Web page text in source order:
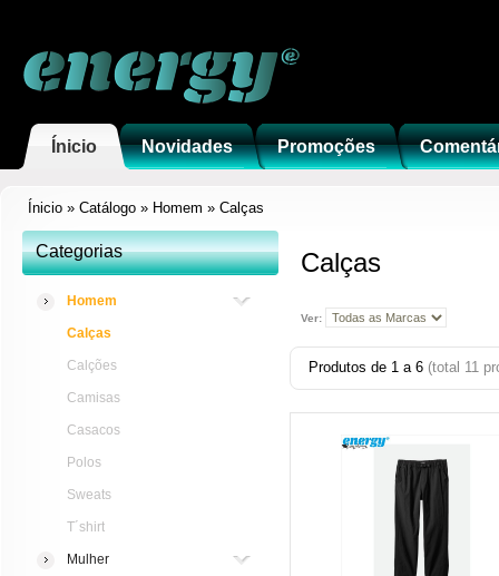
Ínicio Novidades Promoções
Ínicio » Catálogo » Homem » Calças
Calças
Ver:
Produtos de 1 a 6 (total 11
Categorias
Homem
Calças
Calções
Camisas
Casacos
Polos
Sweats
T´shirt
Mulher